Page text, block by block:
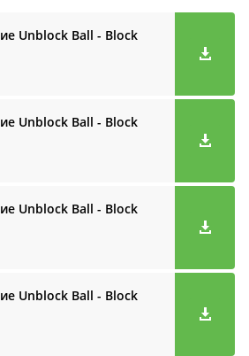
Unblock Ball - Block
Unblock Ball - Block
Unblock Ball - Block
Unblock Ball - Block